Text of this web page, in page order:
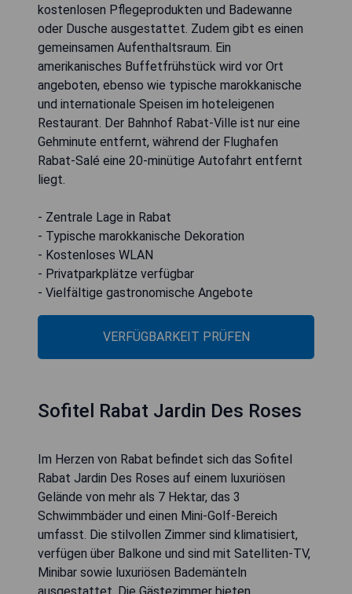
kostenlosen Pflegeprodukten und Badewanne
oder Dusche ausgestattet. Zudem gibt es einen
gemeinsamen Aufenthaltsraum. Ein
amerikanisches Buffetfrühstück wird vor Ort
angeboten, ebenso wie typische marokkanische
und internationale Speisen im hoteleigenen
Restaurant. Der Bahnhof Rabat-Ville ist nur eine
Gehminute entfernt, während der Flughafen
Rabat-Salé eine 20-minütige Autofahrt entfernt
liegt.
- Zentrale Lage in Rabat
- Typische marokkanische Dekoration
- Kostenloses WLAN
- Privatparkplätze verfügbar
- Vielfältige gastronomische Angebote
VERFÜGBARKEIT PRÜFEN
Sofitel Rabat Jardin Des Roses